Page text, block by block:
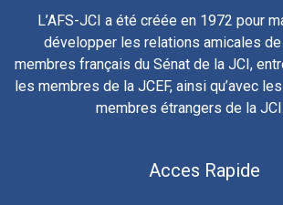
L’AFS-JCI a été créée en 1972 pour
développer les relations amicales
membres français du Sénat de la JCI,
les membres de la JCEF, ainsi qu’avec
membres étrangers de la JCI.
Acces Rapide